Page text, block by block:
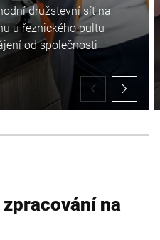
družstevní síť na
u řeznického pultu
od společnosti
na